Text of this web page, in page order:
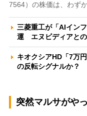
7564）の株価は、わず
三菱重工が「AIイン
運 エヌビディアと
キオクシアHD「7万
の反転シグナルか？
突然マルサがや